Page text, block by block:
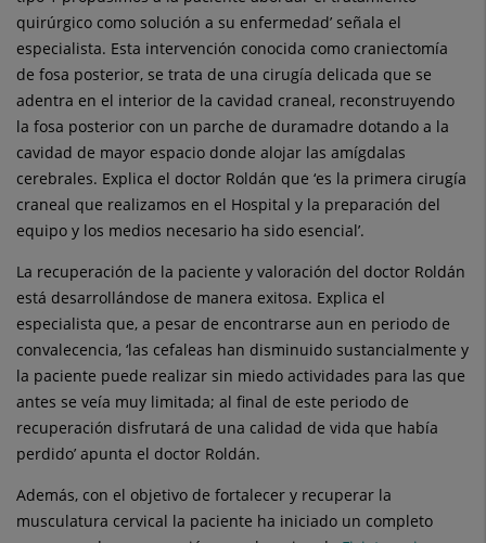
quirúrgico como solución a su enfermedad’ señala el
especialista. Esta intervención conocida como craniectomía
de fosa posterior, se trata de una cirugía delicada que se
adentra en el interior de la cavidad craneal, reconstruyendo
la fosa posterior con un parche de duramadre dotando a la
cavidad de mayor espacio donde alojar las amígdalas
cerebrales. Explica el doctor Roldán que ‘es la primera cirugía
craneal que realizamos en el Hospital y la preparación del
equipo y los medios necesario ha sido esencial’.
La recuperación de la paciente y valoración del doctor Roldán
está desarrollándose de manera exitosa. Explica el
especialista que, a pesar de encontrarse aun en periodo de
convalecencia, ‘las cefaleas han disminuido sustancialmente y
la paciente puede realizar sin miedo actividades para las que
antes se veía muy limitada; al final de este periodo de
recuperación disfrutará de una calidad de vida que había
perdido’ apunta el doctor Roldán.
Además, con el objetivo de fortalecer y recuperar la
musculatura cervical la paciente ha iniciado un completo